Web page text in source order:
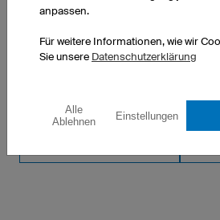
Bandanas
anpassen.
Für weitere Informationen, wie wir
Sie unsere Datenschutzerklärung
Alle
Ablehnen
Einstellungen